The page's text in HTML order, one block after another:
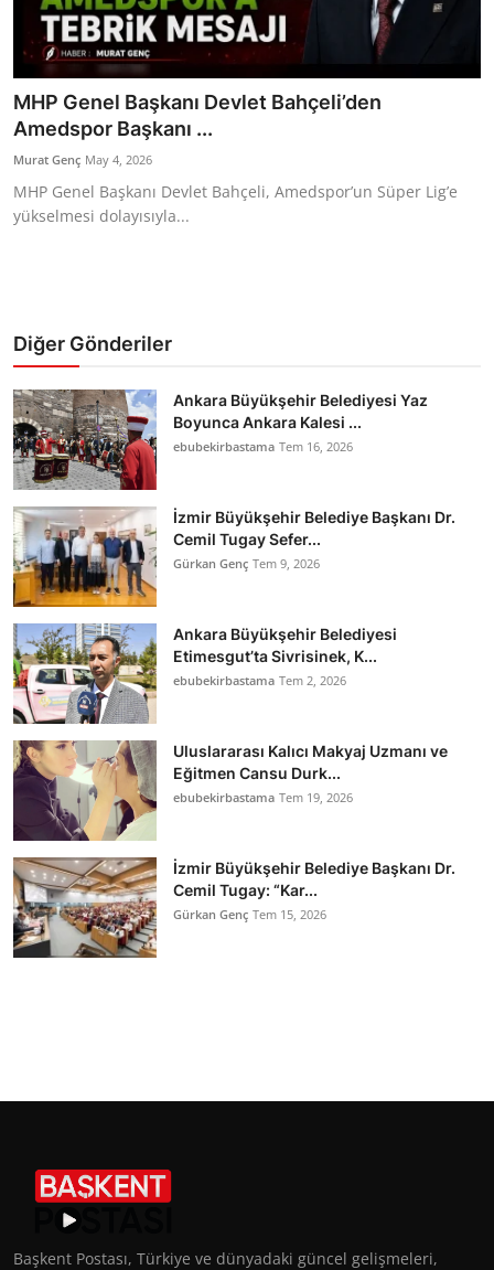
Sivil Toplum Kuruluşları
Kamu Kurumları ve Üst Kurullar
Resmi Reklamlar
MHP Genel Başkanı Devlet Bahçeli’den
Amedspor Başkanı ...
Murat Genç May 4, 2026
MHP Genel Başkanı Devlet Bahçeli, Amedspor’un Süper Lig’e
yükselmesi dolayısıyla...
Diğer Gönderiler
Ankara Büyükşehir Belediyesi Yaz
Boyunca Ankara Kalesi ...
ebubekirbastama Tem 16, 2026
İzmir Büyükşehir Belediye Başkanı Dr.
Cemil Tugay Sefer...
Gürkan Genç Tem 9, 2026
Ankara Büyükşehir Belediyesi
Etimesgut’ta Sivrisinek, K...
ebubekirbastama Tem 2, 2026
Uluslararası Kalıcı Makyaj Uzmanı ve
Eğitmen Cansu Durk...
ebubekirbastama Tem 19, 2026
İzmir Büyükşehir Belediye Başkanı Dr.
Cemil Tugay: “Kar...
Gürkan Genç Tem 15, 2026
Başkent Postası, Türkiye ve dünyadaki güncel gelişmeleri,